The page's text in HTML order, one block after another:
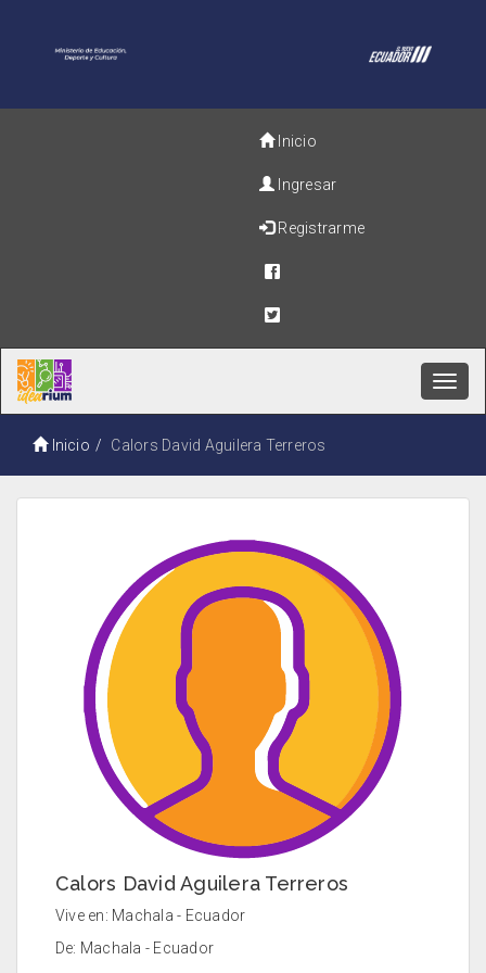
Inicio
Ingresar
Registrarme
Inicio Calors David Aguilera Terreros
Calors David Aguilera Terreros
Vive en: Machala - Ecuador
De: Machala - Ecuador